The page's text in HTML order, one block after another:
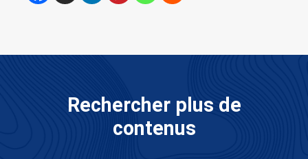
Rechercher plus de
contenus